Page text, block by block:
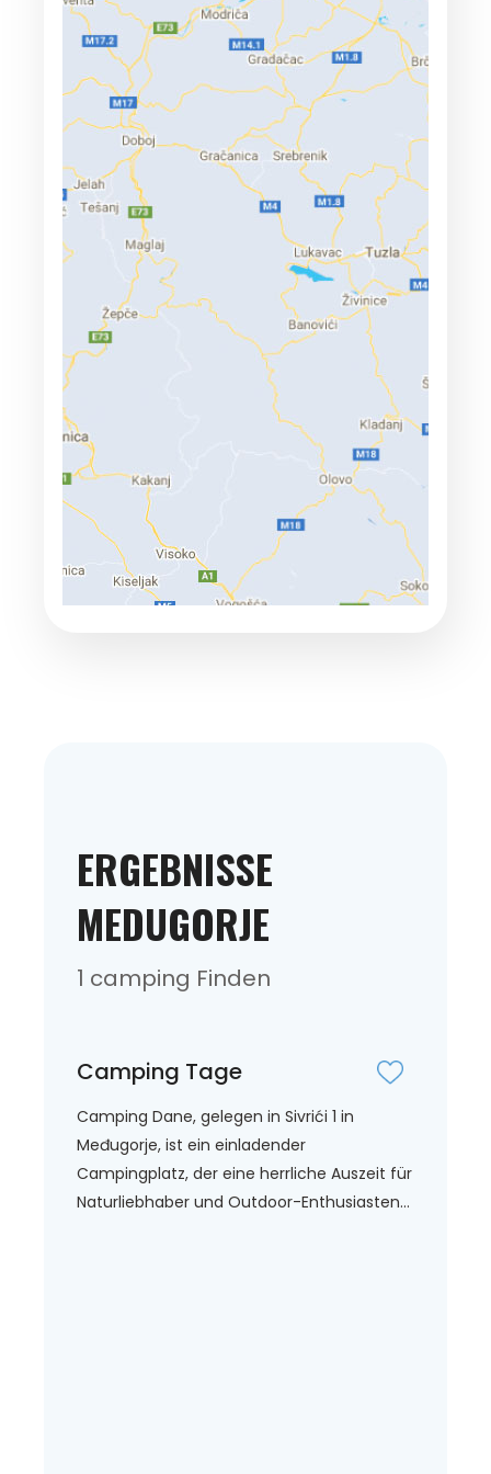
ERGEBNISSE
MEDUGORJE
1 camping Finden
Camping Tage
Camping Dane, gelegen in Sivrići 1 in
Međugorje, ist ein einladender
Campingplatz, der eine herrliche Auszeit für
Naturliebhaber und Outdoor-Enthusiasten...